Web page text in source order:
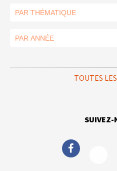
TOUTES
SUIVEZ-